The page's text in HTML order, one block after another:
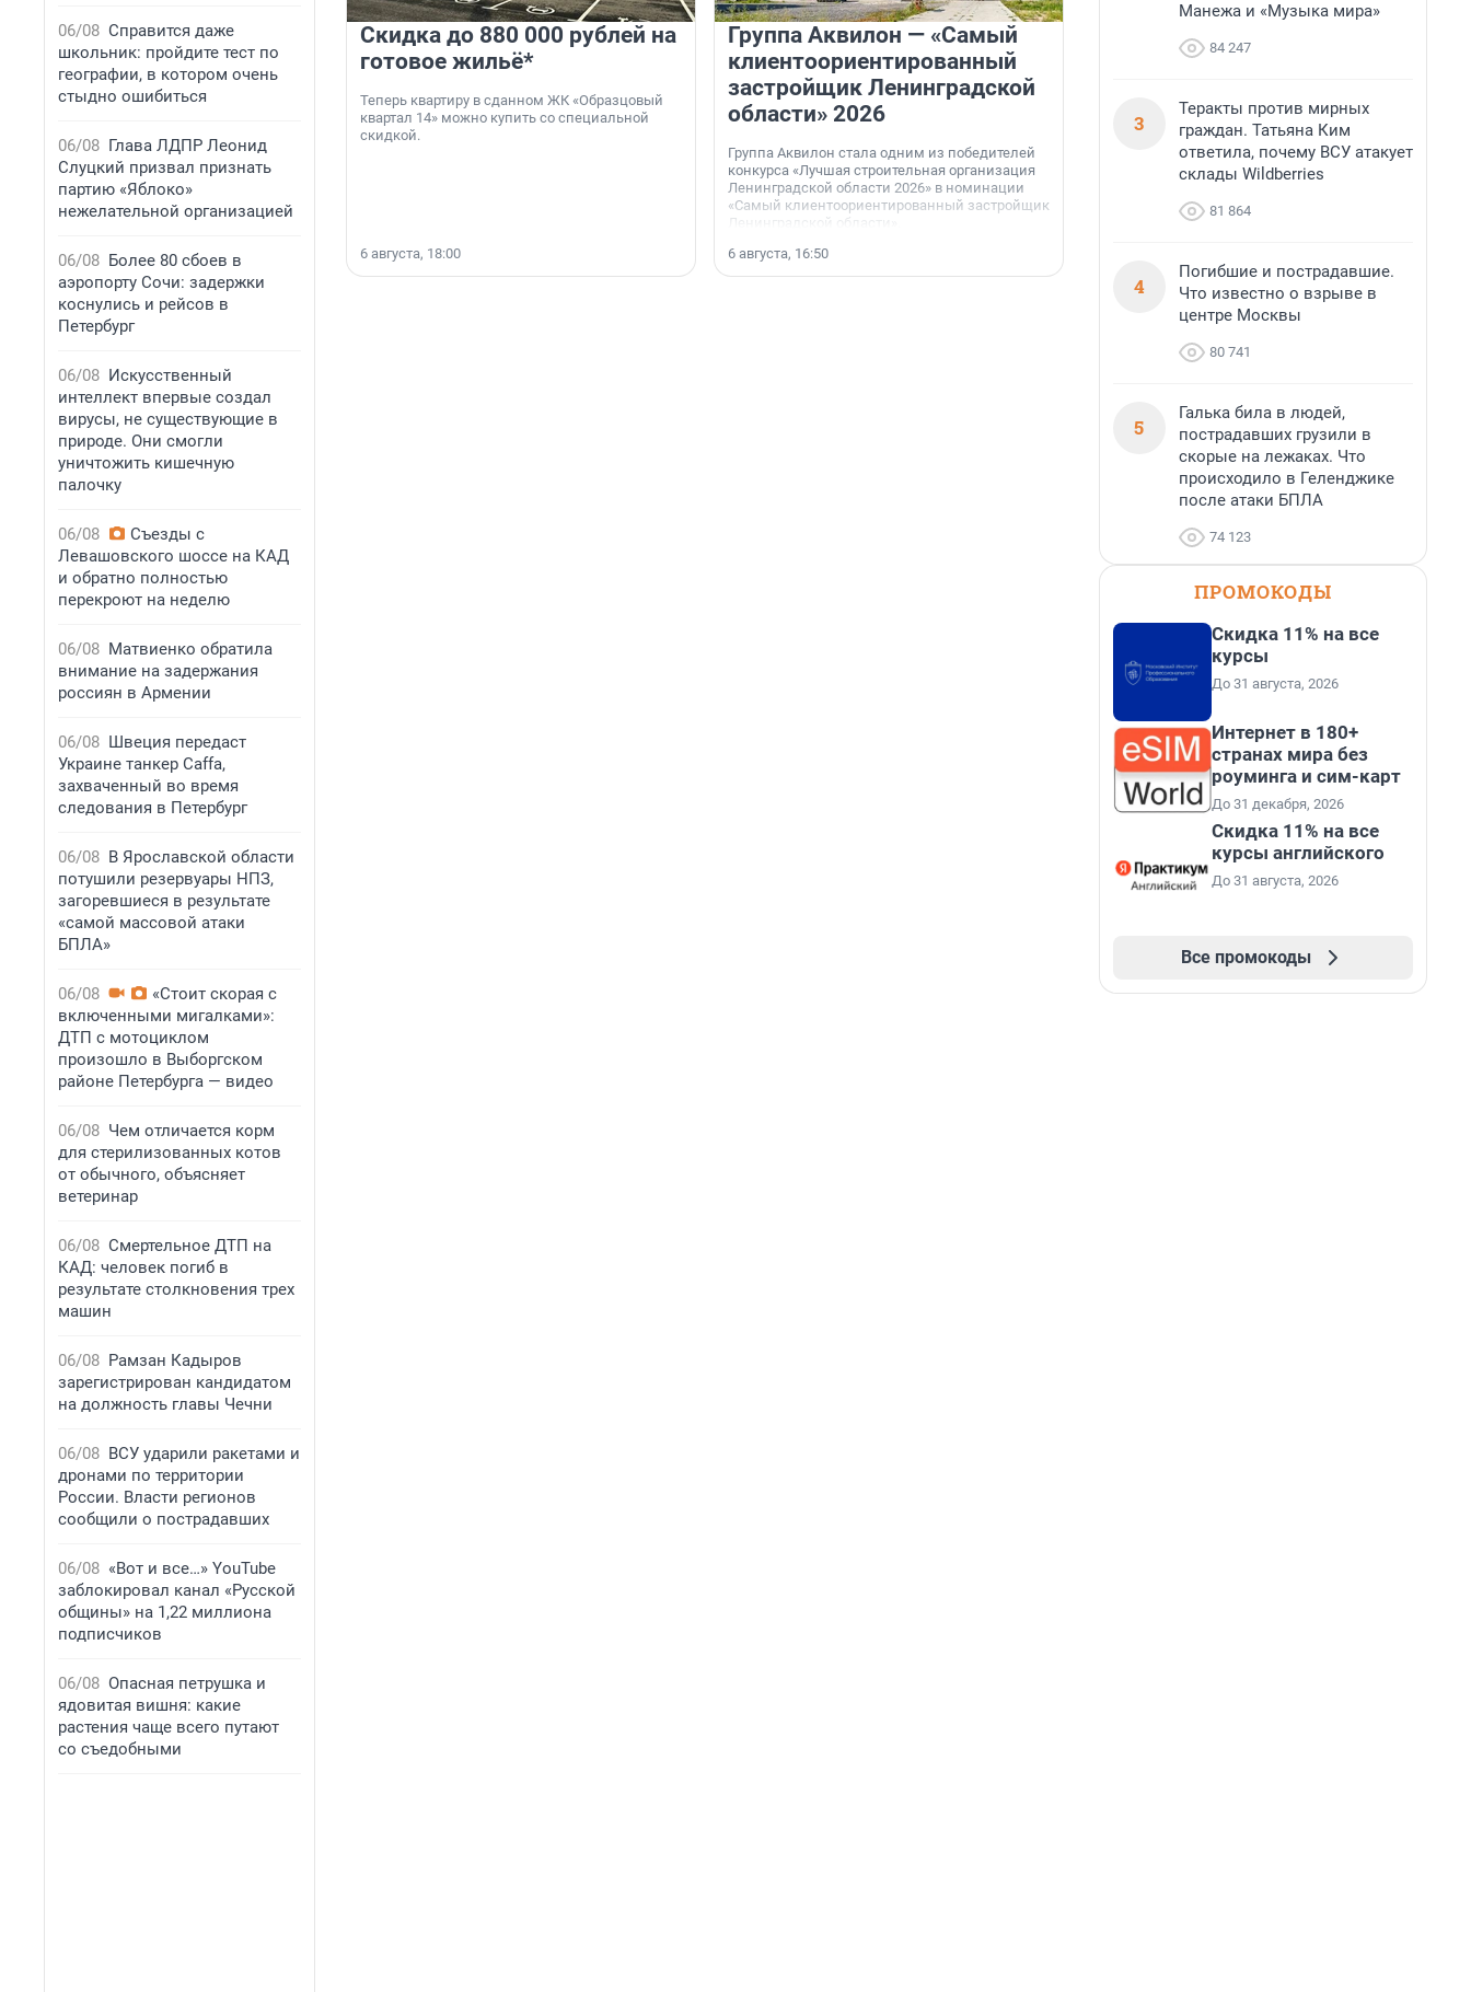
06/08 Справится даже
школьник: пройдите тест по
географии, в котором очень
стыдно ошибиться
06/08 Глава ЛДПР Леонид
Слуцкий призвал признать
партию «Яблоко»
нежелательной организацией
06/08 Более 80 сбоев в
аэропорту Сочи: задержки
коснулись и рейсов в
Петербург
06/08 Искусственный
интеллект впервые создал
вирусы, не существующие в
природе. Они смогли
уничтожить кишечную
палочку
06/08
Съезды с
Левашовского шоссе на КАД
и обратно полностью
перекроют на неделю
06/08 Матвиенко обратила
внимание на задержания
россиян в Армении
06/08 Швеция передаст
Украине танкер Caffa,
захваченный во время
следования в Петербург
06/08 В Ярославской области
потушили резервуары НПЗ,
загоревшиеся в результате
«самой массовой атаки
БПЛА»
06/08
«Стоит скорая с
включенными мигалками»:
ДТП с мотоциклом
произошло в Выборгском
районе Петербурга — видео
06/08 Чем отличается корм
для стерилизованных котов
от обычного, объясняет
ветеринар
06/08 Смертельное ДТП на
КАД: человек погиб в
результате столкновения трех
машин
06/08 Рамзан Кадыров
зарегистрирован кандидатом
на должность главы Чечни
06/08 ВСУ ударили ракетами и
дронами по территории
России. Власти регионов
сообщили о пострадавших
06/08 «Вот и все…» YouTube
заблокировал канал «Русской
общины» на 1,22 миллиона
подписчиков
06/08 Опасная петрушка и
ядовитая вишня: какие
растения чаще всего путают
со съедобными
Скидка до 880 000 рублей на
готовое жильё*
Теперь квартиру в сданном ЖК «Образцовый
квартал 14» можно купить со специальной
скидкой.
6 августа, 18:00
Группа Аквилон — «Самый
клиентоориентированный
застройщик Ленинградской
области» 2026
Группа Аквилон стала одним из победителей
конкурса «Лучшая строительная организация
Ленинградской области 2026» в номинации
«Самый клиентоориентированный застройщик
Ленинградской области».
6 августа, 16:50
«Лучший проект КРТ»
Ленобласти — микрорайон
Победителем профессионального конкурса
«Лучшая строительная организация 2025 года»
в номинации «За лучший проект комплексного
развития территорий» стал жилой микрорайон
Манежа и «Музыка мира»
84 247
3
Теракты против мирных
граждан. Татьяна Ким
ответила, почему ВСУ атакует
склады Wildberries
81 864
4
Погибшие и пострадавшие.
Что известно о взрыве в
центре Москвы
80 741
5
Галька била в людей,
пострадавших грузили в
скорые на лежаках. Что
происходило в Геленджике
после атаки БПЛА
74 123
ПРОМОКОДЫ
Скидка 11% на все
курсы
До 31 августа, 2026
Интернет в 180+
странах мира без
роуминга и сим-карт
До 31 декабря, 2026
Скидка 11% на все
курсы английского
До 31 августа, 2026
Все промокоды